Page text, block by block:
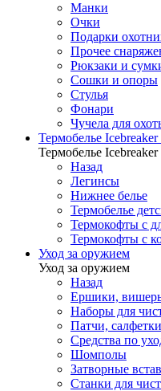
Манки
Очки
Подарки
Прочее
Рюкзаки и
Сошки и опоры
Стулья
Фонари
Чучела для
Термобелье
Термобелье
Назад
Легинсы
Нижнее белье
Термобелье
Термокофты с
Термокофты с
Уход за оружием
Уход за оружием
Назад
Ершики,
Наборы для
Патчи,
Средства по
Шомполы
Затворные
Станки для